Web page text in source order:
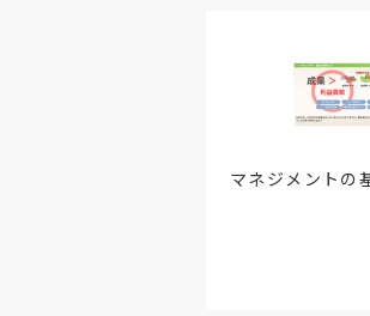
マネジメントの